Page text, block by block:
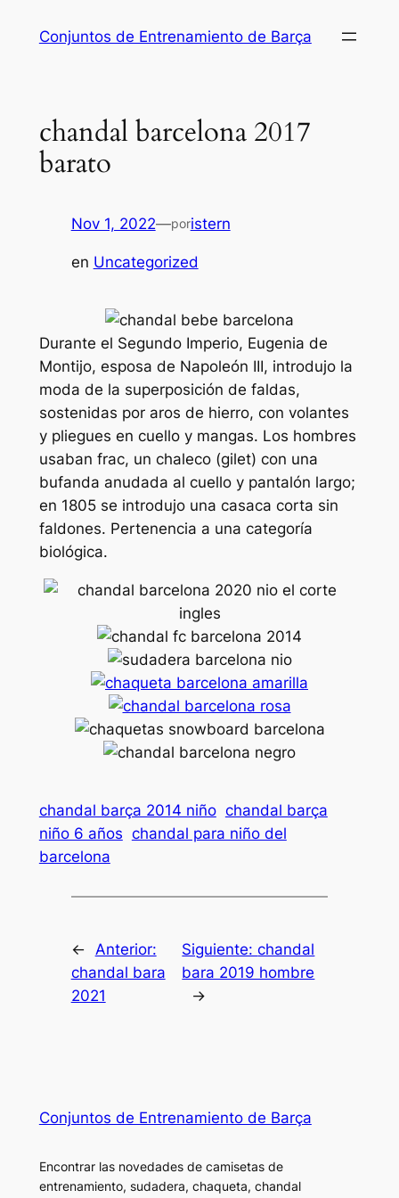
Conjuntos de Entrenamiento de Barça
chandal barcelona 2017
barato
Nov 1, 2022—poristern
en Uncategorized
Durante el Segundo Imperio, Eugenia de
Montijo, esposa de Napoleón III, introdujo la
moda de la superposición de faldas,
sostenidas por aros de hierro, con volantes
y pliegues en cuello y mangas. Los hombres
usaban frac, un chaleco (gilet) con una
bufanda anudada al cuello y pantalón largo;
en 1805 se introdujo una casaca corta sin
faldones. Pertenencia a una categoría
biológica.
chandal barça 2014 niño chandal barça
niño 6 años chandal para niño del
barcelona
←
Anterior:
chandal bara
2021
Siguiente:chandal
bara 2019 hombre
→
Conjuntos de Entrenamiento de Barça
Encontrar las novedades de camisetas de
entrenamiento, sudadera, chaqueta, chandal